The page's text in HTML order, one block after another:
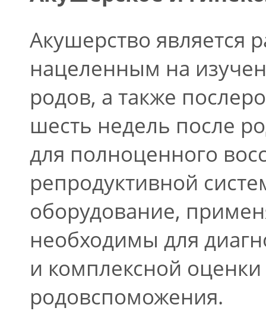
Акушерство является
нацеленным на
родов, а также
шесть недель после
для полноценного
репродуктивной
оборудование,
необходимы для
и комплексной
родовспоможения.